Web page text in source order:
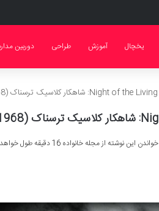
یخچال آموزش طراحی دوربین
خواندن این نوشته از مجله خانواده 16 دقیقه طول خواهد کشید